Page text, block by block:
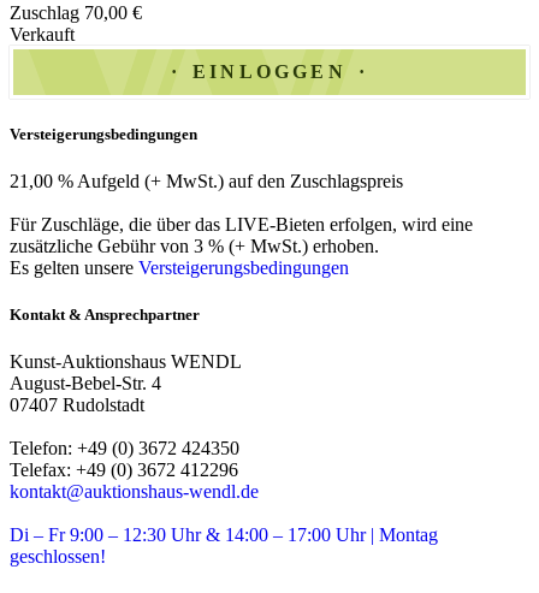
Zuschlag 70,00 €
Verkauft
EINLOGGEN
Versteigerungsbedingungen
21,00 % Aufgeld (+ MwSt.) auf den Zuschlagspreis
Für Zuschläge, die über das LIVE-Bieten erfolgen, wird eine
zusätzliche Gebühr von 3 % (+ MwSt.) erhoben.
Es gelten unsere Versteigerungsbedingungen
Kontakt & Ansprechpartner
Kunst-Auktionshaus WENDL
August-Bebel-Str. 4
07407 Rudolstadt
Telefon: +49 (0) 3672 424350
Telefax: +49 (0) 3672 412296
kontakt@auktionshaus-wendl.de
Di – Fr 9:00 – 12:30 Uhr & 14:00 – 17:00 Uhr | Montag
geschlossen!